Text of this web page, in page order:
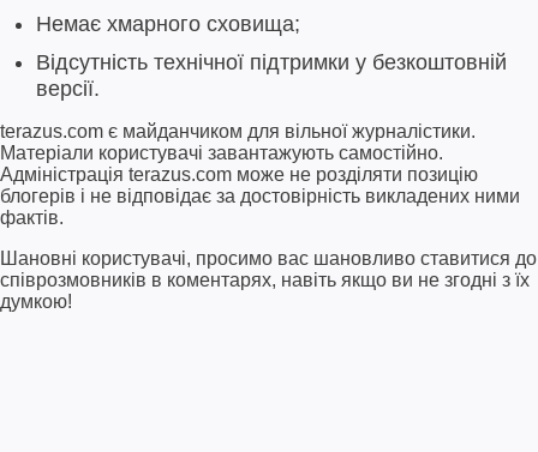
Немає хмарного сховища;
Відсутність технічної підтримки у безкоштовній
версії.
terazus.com є майданчиком для вільної журналістики.
Матеріали користувачі завантажують самостійно.
Адміністрація terazus.com може не розділяти позицію
блогерів і не відповідає за достовірність викладених ними
фактів.
Шановні користувачі, просимо вас шановливо ставитися до
співрозмовників в коментарях, навіть якщо ви не згодні з їх
думкою!